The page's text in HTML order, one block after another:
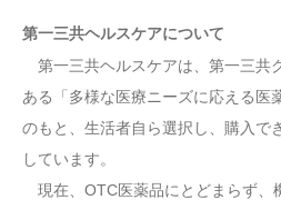
第一三共ヘルスケアについて
第一三共ヘルスケアは、第一三共
ある「多様な医療ニーズに応える医
のもと、生活者自ら選択し、購入で
しています。
現在、OTC医薬品にとどまらず、